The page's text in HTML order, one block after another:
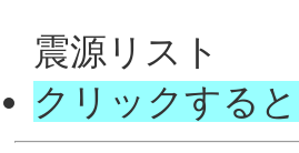
震源リスト
クリックする